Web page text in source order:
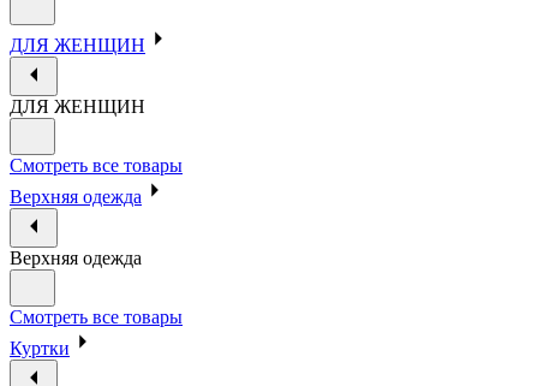
ДЛЯ ЖЕНЩИН
ДЛЯ ЖЕНЩИН
Смотреть все товары
Верхняя одежда
Верхняя одежда
Смотреть все товары
Куртки